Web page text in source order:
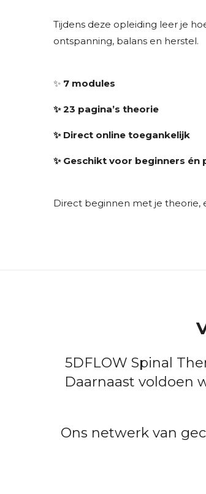
Tijdens deze opleiding leer je
ontspanning, balans en herstel.
✨ 7 modules
✨ 23 pagina’s theorie
✨ Direct online toegankelijk
✨ Geschikt voor beginners én
Direct beginnen met je theorie,
5DFLOW Spinal
Daarnaast voldoen
Ons netwerk van